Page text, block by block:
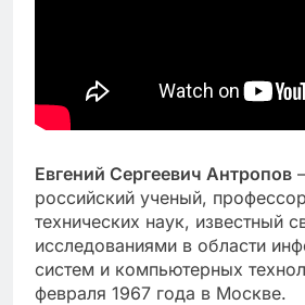
Евгений Сергеевич Антропов
российский ученый,
технических наук, известный
исследованиями в области
систем и компьютерных
февраля 1967 года в Москве.